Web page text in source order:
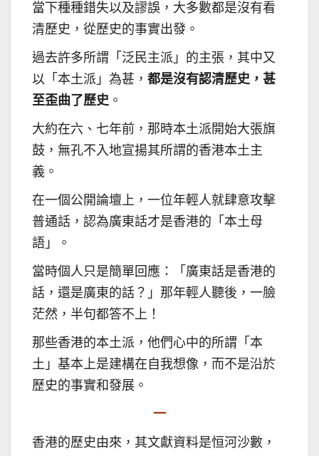
當下種種錯失以及謬誤，大多數都是沒有看
清歷史，從歷史的事實出發。
過去許多所謂「泛民主派」的主張，其中又
以「本土派」為甚， 都是沒有認清歷史，甚
至歪曲了歷史。
大約在六、七年前，那時本土派開始大張旗
鼓，無孔不入地宣揚其所謂的香港本土主
義。
在一個公開論壇上，一位年輕人就肆意攻擊
普通話，認為廣東話才是香港的「本土母
語」。
當時個人只是簡單回應：「廣東話是香港的
話，還是廣東的話？」那年輕人聽後，一臉
茫然，半句都答不上！
那些香港的本土派，他們心中的所謂「本
土」基本上是建構在自我想像，而不是沿於
歷史的事實和發展。
一
香港的歷史由來，其文獻資料是恒河沙數，